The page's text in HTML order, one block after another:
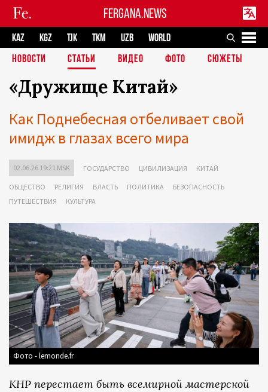
FERGANA.NEWS
KAZ KGZ TJK TKM UZB
WORLD
НОВОСТИ
СТАТЬИ ВИДЕО ФОТО СЮЖЕТЫ
«Дружище Китай»
Как Поднебесная отбеливает свой
имидж в глазах всего мира
02.06.26 19:21 MSK ГОСУДАРСТВО ЦИВИЛИЗАЦИЯ КИТАЙ
ОБЩЕСТВО РЕЛИГИЯ ВЛАСТЬ ПОЛИТИКА
БЕЗОПАСНОСТЬ
ПУТЕШЕСТВИЯ
КУЛЬТУРА
Фото - lemonde.fr
КНР перестает быть всемирной мастерской